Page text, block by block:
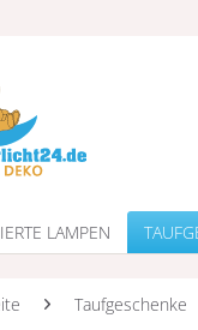
LAMPEN
Taufgeschenke